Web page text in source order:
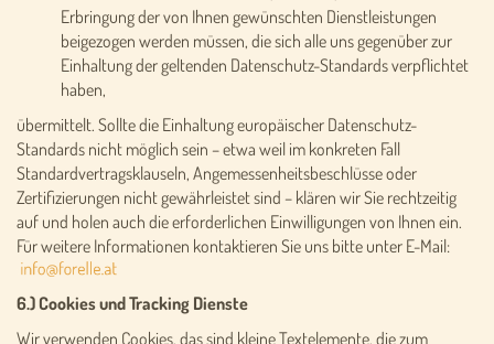
Erbringung der von Ihnen gewünschten Dienstleistungen
beigezogen werden müssen, die sich alle uns gegenüber zur
Einhaltung der geltenden Datenschutz-Standards verpflichtet
haben,
übermittelt. Sollte die Einhaltung europäischer Datenschutz-
Standards nicht möglich sein – etwa weil im konkreten Fall
Standardvertragsklauseln, Angemessenheitsbeschlüsse oder
Zertifizierungen nicht gewährleistet sind – klären wir Sie rechtzeitig
auf und holen auch die erforderlichen Einwilligungen von Ihnen ein.
Für weitere Informationen kontaktieren Sie uns bitte unter E-Mail:
6.) Cookies und Tracking Dienste
Wir verwenden Cookies, das sind kleine Textelemente, die zum